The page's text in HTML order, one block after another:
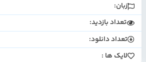
زبان:
تعداد بازدید:
تعداد دانلود:
لایک ها :